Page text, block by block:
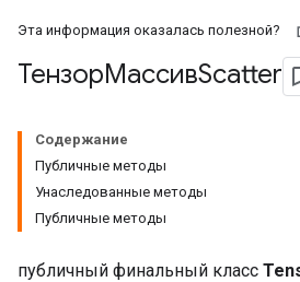
Эта информация оказалась полезной?
ТензорМассивScatter
Содержание
Публичные методы
Унаследованные методы
Публичные методы
публичный финальный класс